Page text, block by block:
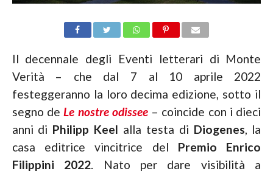
Il decennale degli Eventi letterari di Monte
Verità – che dal 7 al 10 aprile 2022
festeggeranno la loro decima edizione, sotto il
segno deLe nostre odissee – coincide con i dieci
anni di Philipp Keel alla testa di Diogenes, la
casa editrice vincitrice del Premio Enrico
Filippini 2022. Nato per dare visibilità a